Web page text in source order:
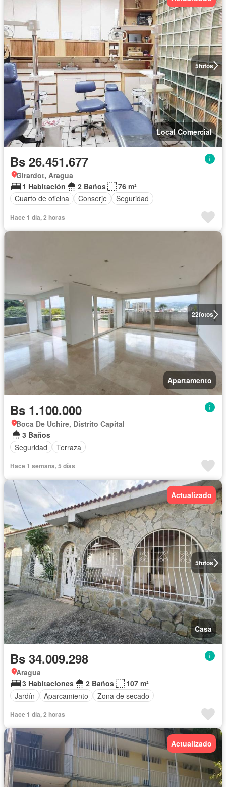
5fotos
Local Comercial
Bs 26.451.677
Girardot, Aragua
1 Habitación
2 Baños
76 m²
Cuarto de oficina
Conserje Seguridad
Hace 1 día, 2 horas
22fotos
Apartamento
Bs 1.100.000
Boca De Uchire, Distrito Capital
3 Baños
Seguridad
Terraza
Hace 1 semana, 5 días
5fotos
Actualizado
Casa
Bs 34.009.298
Aragua
3 Habitaciones
2 Baños
107 m²
Jardín
Aparcamiento Zona de secado
Hace 1 día, 2 horas
Actualizado